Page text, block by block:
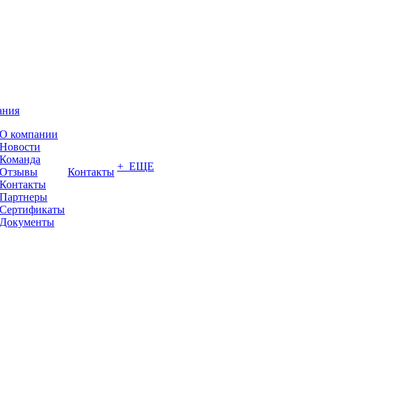
О компании
Новости
Команда
Отзывы
Контакты
Партнеры
Сертификаты
Документы
Контакты + ЕЩЕ